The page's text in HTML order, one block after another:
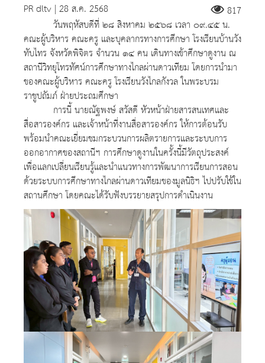
PR dltv | 28 ส.ค. 2568
817
วันพฤหัสบดีที่ ๒๘ สิงหาคม ๒๕๖๘ เวลา ๐๙.๔๕ น.
คณะผู้บริหาร คณะครู และบุคลากรทางการศึกษา โรงเรียนบ้านวัง
ทับไทร จังหวัดพิจิตร จำนวน ๑๔ คน เดินทางเข้าศึกษาดูงาน ณ
สถานีวิทยุโทรทัศน์การศึกษาทางไกลผ่านดาวเทียม โดยการนำมา
ของคณะผู้บริหาร คณะครู โรงเรียนวังไกลกังวล ในพระบรม
ราชูปถัมภ์ ฝ่ายประถมศึกษา
การนี้ นายณัฐพงษ์ สวัสดี หัวหน้าฝ่ายสารสนเทศและ
สื่อสารองค์กร และเจ้าหน้าที่งานสื่อสารองค์กร ให้การต้อนรับ
พร้อมนำคณะเยี่ยมชมกระบวนการผลิตรายการและระบบการ
ออกอากาศของสถานีฯ การศึกษาดูงานในครั้งนี้มีวัตถุประสงค์
เพื่อแลกเปลี่ยนเรียนรู้และนำแนวทางการพัฒนาการเรียนการสอน
ด้วยระบบการศึกษาทางไกลผ่านดาวเทียมของมูลนิธิฯ ไปปรับใช้ใน
สถานศึกษา โดยคณะได้รับฟังบรรยายสรุปการดำเนินงาน